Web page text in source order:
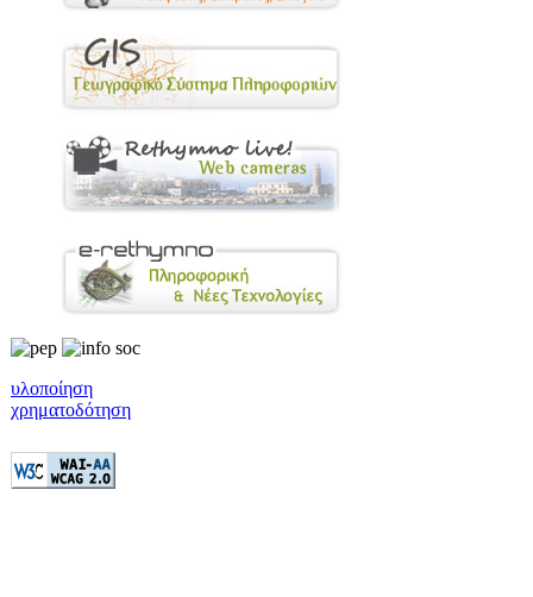
υλοποίηση
χρηματοδότηση